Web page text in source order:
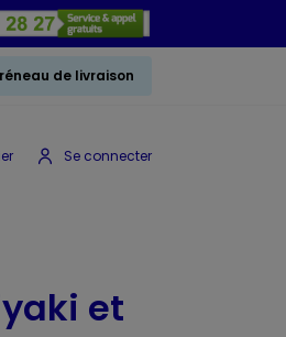
de livraison
Se connecter
et